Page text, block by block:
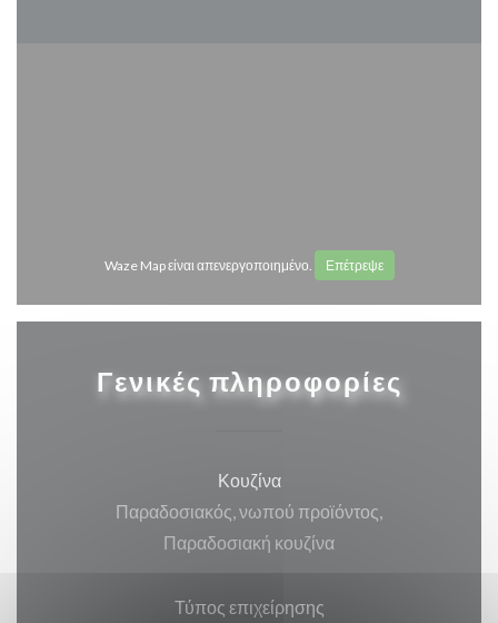
Waze Map είναι απενεργοποιημένο. Επέτρεψε
Γενικές πληροφορίες
Κουζίνα
Παραδοσιακός, νωπού προϊόντος,
Παραδοσιακή κουζίνα
Τύπος επιχείρησης